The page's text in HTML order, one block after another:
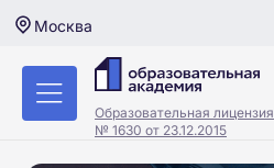
Москва
Образовательная лицензия
№ 1630 от 23.12.2015